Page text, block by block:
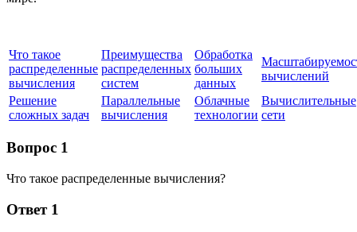
Что такое
распределенные
вычисления
Преимущества
распределенных
систем
Обработка
больших
данных
вычислений
Решение
сложных задач
Параллельные
вычисления
Облачные
технологии
Вычислительные
сети
Вопрос 1
Что такое распределенные вычисления?
Ответ 1